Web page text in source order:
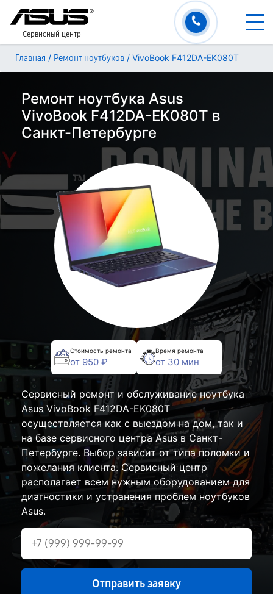
Сервисный центр
Главная / Ремонт ноутбуков / VivoBook F412DA-EK080T
Ремонт ноутбука Asus
VivoBook F412DA-EK080T в
Санкт-Петербурге
Стоимость ремонта
от 950 ₽
Время ремонта
от 30 мин
Сервисный ремонт и обслуживание ноутбука
Asus VivoBook F412DA-EK080T
осуществляется как с выездом на дом, так и
на базе сервисного центра Asus в Санкт-
Петербурге. Выбор зависит от типа поломки и
пожелания клиента. Сервисный центр
располагает всем нужным оборудованием для
диагностики и устранения проблем ноутбуков
Asus.
Отправить заявку